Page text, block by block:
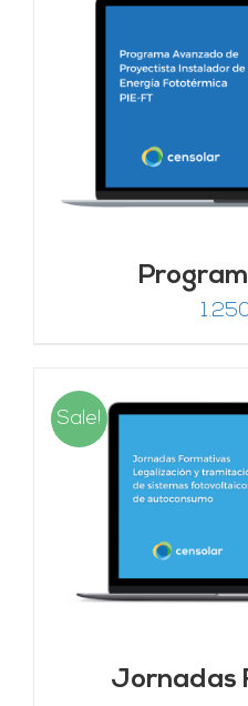
Sale!
Jornadas